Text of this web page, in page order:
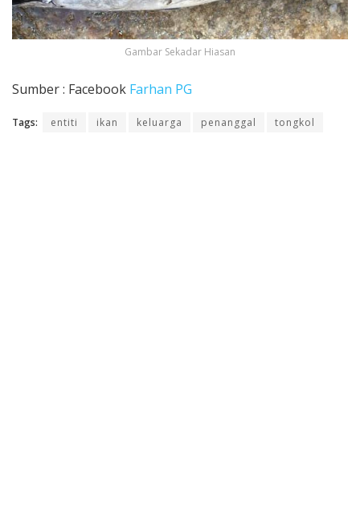
Gambar Sekadar Hiasan
Sumber : Facebook Farhan PG
Tags: entiti ikan keluarga penanggal tongkol